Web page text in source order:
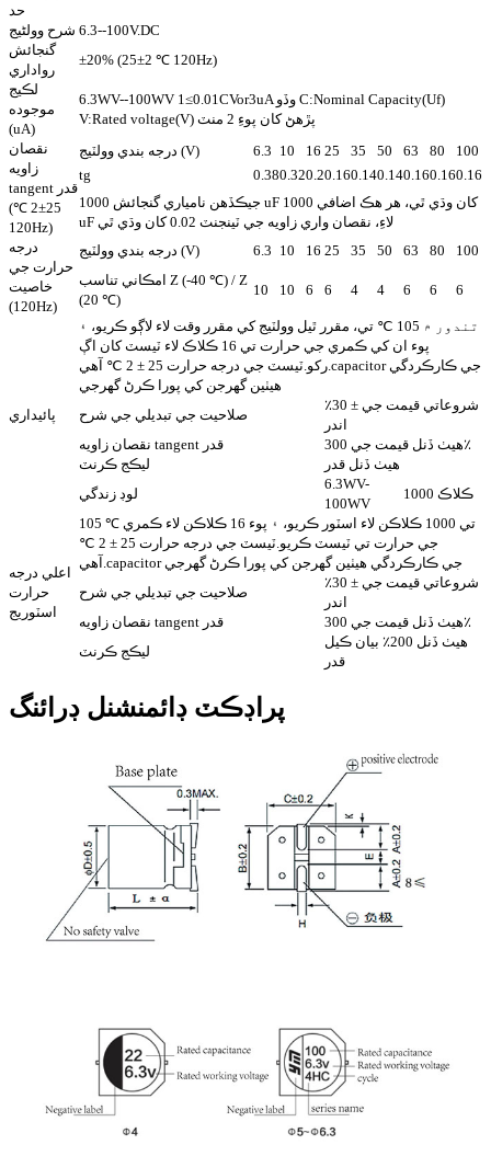
حد
شرح وولٹیج 6.3--100V.DC
گنجائش
رواداري
±20% (25±2 ℃ 120Hz)
لڪيج
موجوده
(uA)
6.3WV--100WV 1≤0.01CVor3uA وڏو C:Nominal Capacity(Uf)
V:Rated voltage(V) پڙهڻ کان پوءِ 2 منٽ
نقصان
زاويه
tangent قدر
(25±2 ℃
120Hz)
درجه بندي وولٽيج (V) 6.3 10 16 25 35 50 63 80
100
tg
0.380.320.20.160.140.140.160.160.16
جيڪڏهن نامياري گنجائش 1000 uF کان وڌي ٿي، هر هڪ اضافي 1000
uF لاءِ، نقصان واري زاويه جي ٽينجنٽ 0.02 کان وڌي ٿي
درجه
حرارت جي
خاصيت
(120Hz)
درجه بندي وولٽيج (V) 6.3 10 16 25 35 50 63 80
100
امڪاني تناسب Z (-40 ℃) / Z
(20 ℃)
10 10 6 6 4 4 6 6 6
پائيداري
تندور ۾ 105 ℃ تي، مقرر ٿيل وولٽيج کي مقرر وقت لاء لاڳو ڪريو، ۽
پوء ان کي ڪمري جي حرارت تي 16 ڪلاڪ لاء ٽيسٽ کان اڳ
رکو.ٽيسٽ جي درجه حرارت 25 ± 2 ℃ آهي.capacitor جي ڪارڪردگي
هيٺين گهرجن کي پورا ڪرڻ گهرجي
صلاحيت جي تبديلي جي شرح
شروعاتي قيمت جي ± 30٪
اندر
نقصان زاويه tangent قدر
هيٺ ڏنل قيمت جي 300٪
ليڪج ڪرنٽ
هيٺ ڏنل قدر
لوڊ زندگي
6.3WV-
100WV
1000 ڪلاڪ
اعلي درجه
حرارت
اسٽوريج
105 ℃ تي 1000 ڪلاڪن لاء اسٽور ڪريو، ۽ پوء 16 ڪلاڪن لاء ڪمري
جي حرارت تي ٽيسٽ ڪريو.ٽيسٽ جي درجه حرارت 25 ± 2 ℃
آهي.capacitor جي ڪارڪردگي هيٺين گهرجن کي پورا ڪرڻ گهرجي
صلاحيت جي تبديلي جي شرح
شروعاتي قيمت جي ± 30٪
اندر
نقصان زاويه tangent قدر
هيٺ ڏنل قيمت جي 300٪
ليڪج ڪرنٽ
هيٺ ڏنل 200٪ بيان ڪيل
قدر
پراڊڪٽ ڊائمنشنل ڊرائنگ